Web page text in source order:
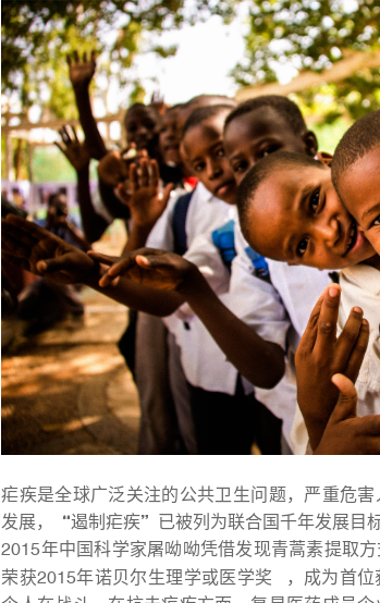
疟疾是全球广泛关注的公共卫生问题，严重危
发展，“遏制疟疾”已被列为联合国千年发展目标
2015年中国科学家屠呦呦凭借发现青蒿素提取
荣获2015年诺贝尔生理学或医学奖
，成为首